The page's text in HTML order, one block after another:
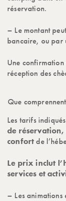
réservation.
– Le montant
bancaire, ou par
Une
réception des
Que
Les tarifs
de réservation,
confortde
Le prix inclut
services et
– Les animations